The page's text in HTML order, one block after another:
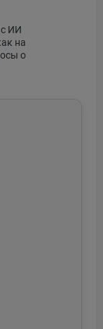
с ИИ
на
о